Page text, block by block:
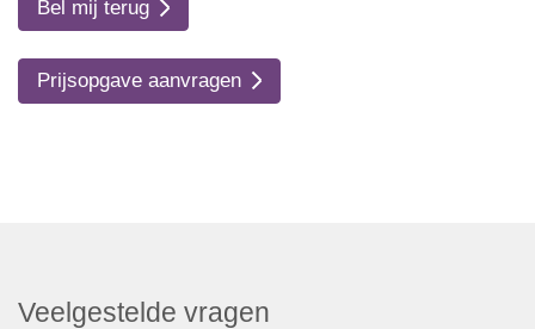
Bel mij terug
Prijsopgave aanvragen
Veelgestelde vragen